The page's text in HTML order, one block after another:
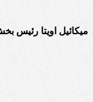
میکائیل اویتا رئیس